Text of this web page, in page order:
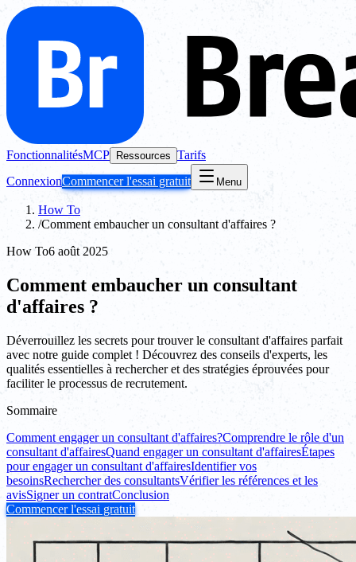
FonctionnalitésMCP Ressources Tarifs
ConnexionCommencer l'essai gratuit Menu
How To
/Comment embaucher un consultant d'affaires ?
How To6 août 2025
Comment embaucher un consultant
d'affaires ?
Déverrouillez les secrets pour trouver le consultant d'affaires parfait
avec notre guide complet ! Découvrez des conseils d'experts, les
qualités essentielles à rechercher et des stratégies éprouvées pour
faciliter le processus de recrutement.
Sommaire
Comment engager un consultant d'affaires?Comprendre le rôle d'un
consultant d'affairesQuand engager un consultant d'affairesÉtapes
pour engager un consultant d'affairesIdentifier vos
besoinsRechercher des consultantsVérifier les références et les
avisSigner un contratConclusion
Commencer l'essai gratuit